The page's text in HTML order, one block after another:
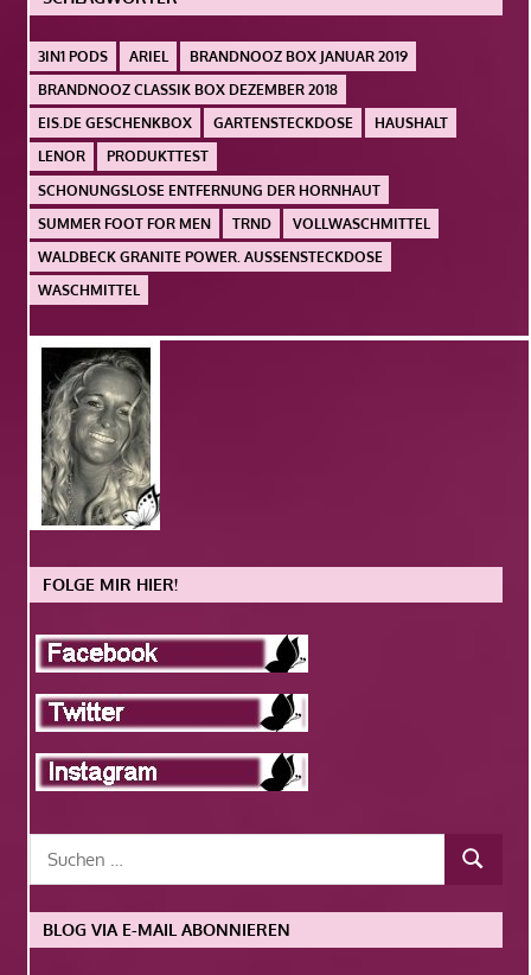
3IN1 PODS ARIEL
BRANDNOOZ BOX JANUAR 2019
BRANDNOOZ CLASSIK BOX DEZEMBER 2018
EIS.DE GESCHENKBOX
GARTENSTECKDOSE
HAUSHALT
LENOR
PRODUKTTEST
SCHONUNGSLOSE ENTFERNUNG DER HORNHAUT
SUMMER FOOT FOR MEN
TRND
VOLLWASCHMITTEL
WALDBECK GRANITE POWER. AUSSENSTECKDOSE
WASCHMITTEL
FOLGE MIR HIER!
BLOG VIA E-MAIL ABONNIEREN